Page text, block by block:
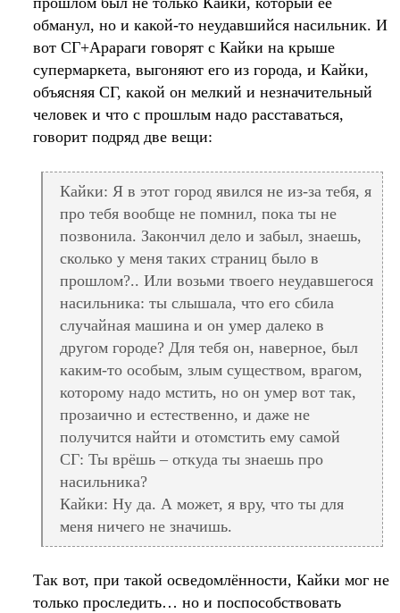
обманул, но и какой-то неудавшийся насильник. И
вот СГ+Арараги говорят с Кайки на крыше
супермаркета, выгоняют его из города, и Кайки,
объясняя СГ, какой он мелкий и незначительный
человек и что с прошлым надо расставаться,
говорит подряд две вещи:
Кайки: Я в этот город явился не из-за тебя, я
про тебя вообще не помнил, пока ты не
позвонила. Закончил дело и забыл, знаешь,
сколько у меня таких страниц было в
прошлом?.. Или возьми твоего неудавшегося
насильника: ты слышала, что его сбила
случайная машина и он умер далеко в
другом городе? Для тебя он, наверное, был
каким-то особым, злым существом, врагом,
которому надо мстить, но он умер вот так,
прозаично и естественно, и даже не
получится найти и отомстить ему самой
СГ: Ты врёшь – откуда ты знаешь про
насильника?
Кайки: Ну да. А может, я вру, что ты для
меня ничего не значишь.
Так вот, при такой осведомлённости, Кайки мог не
только проследить… но и поспособствовать